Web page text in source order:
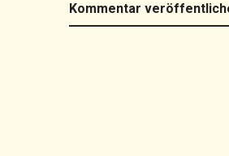
Kommentar